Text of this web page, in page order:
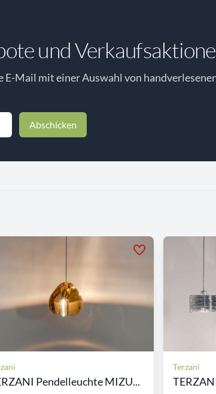
und
E-Mail mit einer Auswahl von
Abschicken
Pendelleuchte MIZU...
Terzani